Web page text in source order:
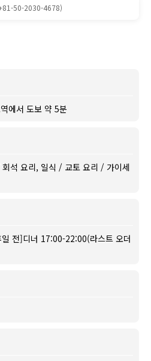
50-2030-4678)
에서 도보 약 5분
석 요리, 일식 / 교토 요리 / 가이세
전]디너 17:00-22:00(라스트 오더